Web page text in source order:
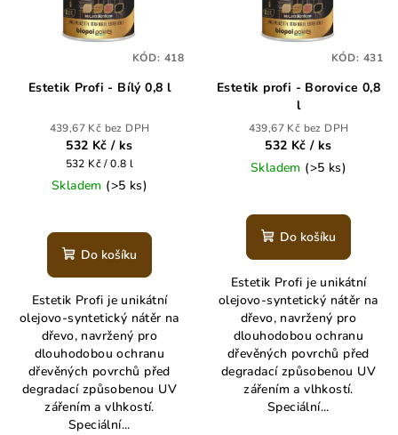
Estetik Profi - Bílý 0,8 l
439,67 Kč bez DPH
532 Kč/ ks
Měrná
cena:
532 Kč / 0.8 l
Skladem (>5 ks)
Do košíku
Estetik Profi je unikátní
olejovo-syntetický nátěr na
dřevo, navržený pro
dlouhodobou ochranu
dřevěných povrchů před
degradací způsobenou UV
zářením a vlhkostí.
Speciální...
KÓD: 418
Estetik profi - Borovice 0,8
l
439,67 Kč bez DPH
532 Kč/ ks
Skladem (>5 ks)
Do košíku
Estetik Profi je unikátní
olejovo-syntetický nátěr na
dřevo, navržený pro
dlouhodobou ochranu
dřevěných povrchů před
degradací způsobenou UV
zářením a vlhkostí.
Speciální...
KÓD: 431